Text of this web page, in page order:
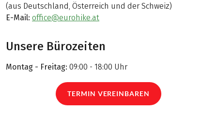
(aus Deutschland, Österreich und der Schweiz)
E-Mail: office@eurohike.at
Unsere Bürozeiten
Montag - Freitag: 09:00 - 18:00 Uhr
TERMIN VEREINBAREN